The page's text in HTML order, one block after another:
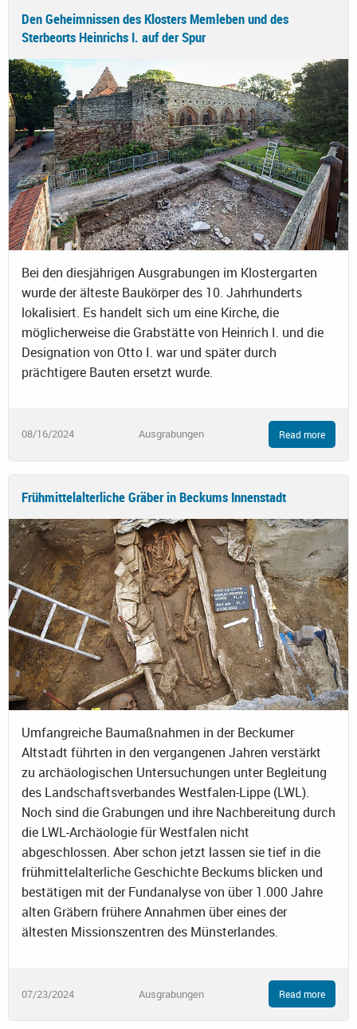
Den Geheimnissen des Klosters Memleben und des
Sterbeorts Heinrichs I. auf der Spur
Bei den diesjährigen Ausgrabungen im Klostergarten
wurde der älteste Baukörper des 10. Jahrhunderts
lokalisiert. Es handelt sich um eine Kirche, die
möglicherweise die Grabstätte von Heinrich I. und die
Designation von Otto I. war und später durch
prächtigere Bauten ersetzt wurde.
08/16/2024 Ausgrabungen Read more
Frühmittelalterliche Gräber in Beckums Innenstadt
Umfangreiche Baumaßnahmen in der Beckumer
Altstadt führten in den vergangenen Jahren verstärkt
zu archäologischen Untersuchungen unter Begleitung
des Landschaftsverbandes Westfalen-Lippe (LWL).
Noch sind die Grabungen und ihre Nachbereitung durch
die LWL-Archäologie für Westfalen nicht
abgeschlossen. Aber schon jetzt lassen sie tief in die
frühmittelalterliche Geschichte Beckums blicken und
bestätigen mit der Fundanalyse von über 1.000 Jahre
alten Gräbern frühere Annahmen über eines der
ältesten Missionszentren des Münsterlandes.
07/23/2024 Ausgrabungen Read more